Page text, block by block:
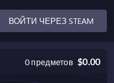
ВОЙТИ ЧЕРЕЗ STEAM
0 предметов $0.00